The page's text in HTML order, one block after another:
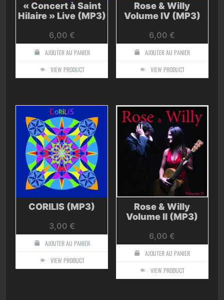
« Concert à Saint
Hilaire » Live (MP3)
6,00 €
AJOUTER AU PANIER
VIEW PRODUCT
Rose & Willy
Volume IV (MP3)
6,00€
AJOUTER AU PANIER
VIEW PRODUCT
CORILIS (MP3)
3,00 €
AJOUTER AU PANIER
VIEW PRODUCT
Rose & Willy
Volume II (MP3)
6,00€
AJOUTER AU PANIER
VIEW PRODUCT